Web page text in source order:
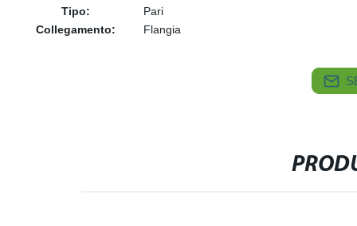
Tipo:
Pari
Collegamento:
Flangia